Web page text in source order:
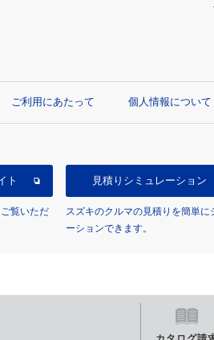
ご利用にあたって 個人情報について
ト
覧いただ
見積り シミュレーション
スズキのクルマの見積りを簡単に
ーションできます。